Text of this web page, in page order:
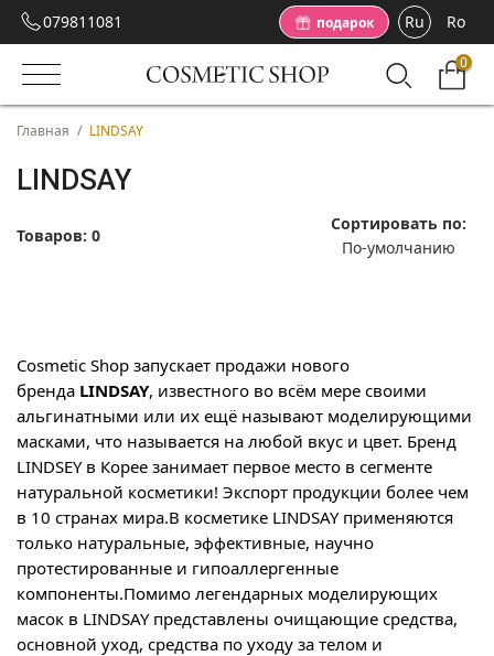
079811081 подарок Ru Ro
0
Главная / LINDSAY
LINDSAY
Товаров: 0
Сортировать по:
Cosmetic Shop запускает продажи нового
бренда LINDSAY, известного во всём мере своими
альгинатными или их ещё называют моделирующими
масками, что называется на любой вкус и цвет. Бренд
LINDSEY в Корее занимает первое место в сегменте
натуральной косметики! Экспорт продукции более чем
в 10 странах мира.В косметике LINDSAY применяются
только натуральные, эффективные, научно
протестированные и гипоаллергенные
компоненты.Помимо легендарных моделирующих
масок в LINDSAY представлены очищающие средства,
основной уход, средства по уходу за телом и